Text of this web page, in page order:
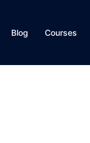
Blog Courses